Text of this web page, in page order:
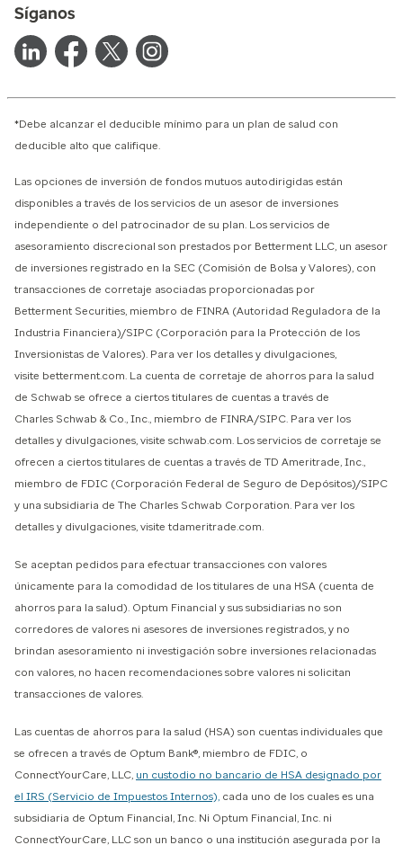
Síganos
*Debe alcanzar el deducible mínimo para un plan de salud con
deducible alto que califique.
Las opciones de inversión de fondos mutuos autodirigidas están
disponibles a través de los servicios de un asesor de inversiones
independiente o del patrocinador de su plan. Los servicios de
asesoramiento discrecional son prestados por Betterment LLC, un asesor
de inversiones registrado en la SEC (Comisión de Bolsa y Valores), con
transacciones de corretaje asociadas proporcionadas por
Betterment Securities, miembro de FINRA (Autoridad Reguladora de la
Industria Financiera)/SIPC (Corporación para la Protección de los
Inversionistas de Valores). Para ver los detalles y divulgaciones,
visite betterment.com. La cuenta de corretaje de ahorros para la salud
de Schwab se ofrece a ciertos titulares de cuentas a través de
Charles Schwab & Co., Inc., miembro de FINRA/SIPC. Para ver los
detalles y divulgaciones, visite schwab.com. Los servicios de corretaje se
ofrecen a ciertos titulares de cuentas a través de TD Ameritrade, Inc.,
miembro de FDIC (Corporación Federal de Seguro de Depósitos)/SIPC
y una subsidiaria de The Charles Schwab Corporation. Para ver los
detalles y divulgaciones, visite tdameritrade.com.
Se aceptan pedidos para efectuar transacciones con valores
únicamente para la comodidad de los titulares de una HSA (cuenta de
ahorros para la salud). Optum Financial y sus subsidiarias no son
corredores de valores ni asesores de inversiones registrados, y no
brindan asesoramiento ni investigación sobre inversiones relacionadas
con valores, no hacen recomendaciones sobre valores ni solicitan
transacciones de valores.
Las cuentas de ahorros para la salud (HSA) son cuentas individuales que
se ofrecen a través de Optum Bank®, miembro de FDIC, o
ConnectYourCare, LLC, un custodio no bancario de HSA designado por
el IRS (Servicio de Impuestos Internos), cada uno de los cuales es una
subsidiaria de Optum Financial, Inc. Ni Optum Financial, Inc. ni
ConnectYourCare, LLC son un banco o una institución asegurada por la